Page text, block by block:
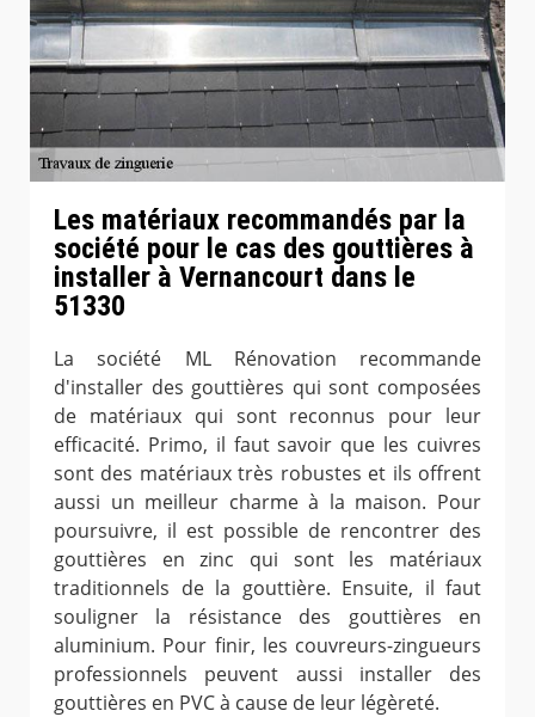
Les matériaux recommandés par la
société pour le cas des gouttières à
installer à Vernancourt dans le
51330
La société ML Rénovation recommande
d'installer des gouttières qui sont composées
de matériaux qui sont reconnus pour leur
efficacité. Primo, il faut savoir que les cuivres
sont des matériaux très robustes et ils offrent
aussi un meilleur charme à la maison. Pour
poursuivre, il est possible de rencontrer des
gouttières en zinc qui sont les matériaux
traditionnels de la gouttière. Ensuite, il faut
souligner la résistance des gouttières en
aluminium. Pour finir, les couvreurs-zingueurs
professionnels peuvent aussi installer des
gouttières en PVC à cause de leur légèreté.